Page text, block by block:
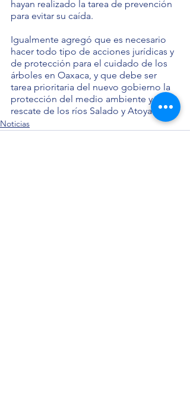
hayan realizado la tarea de prevención
para evitar su caída.
Igualmente agregó que es necesario
hacer todo tipo de acciones jurídicas y
de protección para el cuidado de los
árboles en Oaxaca, y que debe ser
tarea prioritaria del nuevo gobierno la
protección del medio ambiente y el
rescate de los ríos Salado y Atoyac.
Noticias